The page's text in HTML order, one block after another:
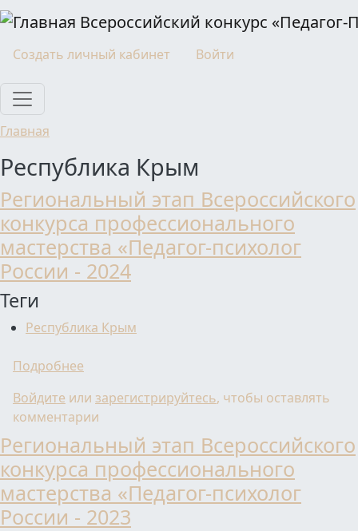
Перейти к основному содержанию
Всероссийский конкурс «Педагог-
Моя учетная запись
Создать личный кабинет Войти
Главная
Республика Крым
Региональный этап Всероссийского
конкурса профессионального
мастерства «Педагог-психолог
России - 2024
Теги
Республика Крым
Подробнее
Войдите или зарегистрируйтесь, чтобы оставлять
комментарии
Региональный этап Всероссийского
конкурса профессионального
мастерства «Педагог-психолог
России - 2023